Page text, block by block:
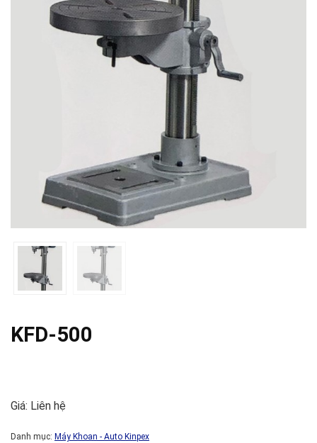
KFD-500
Giá: Liên hệ
Danh mục: Máy Khoan - Auto Kinpex